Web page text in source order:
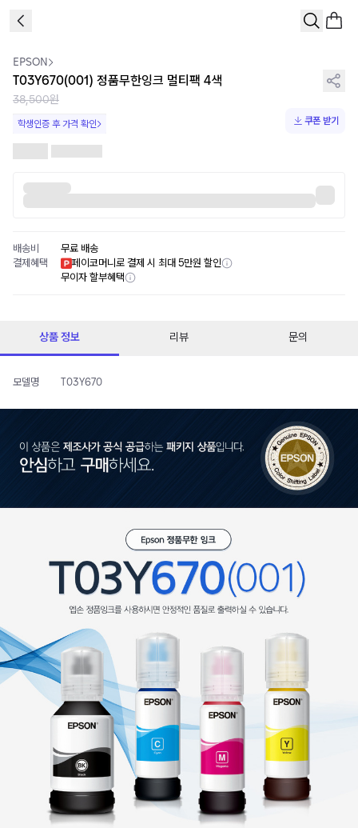
EPSON
T03Y670(001) 정품무한잉크 멀티팩 4색
38,500원
학생인증 후 가격 확인 쿠폰 받기
배송비
무료 배송
결제혜택
페이코머니로 결제 시 최대 5만원 할인
무이자 할부혜택
상품 정보 리뷰 문의
모델명 T03Y670